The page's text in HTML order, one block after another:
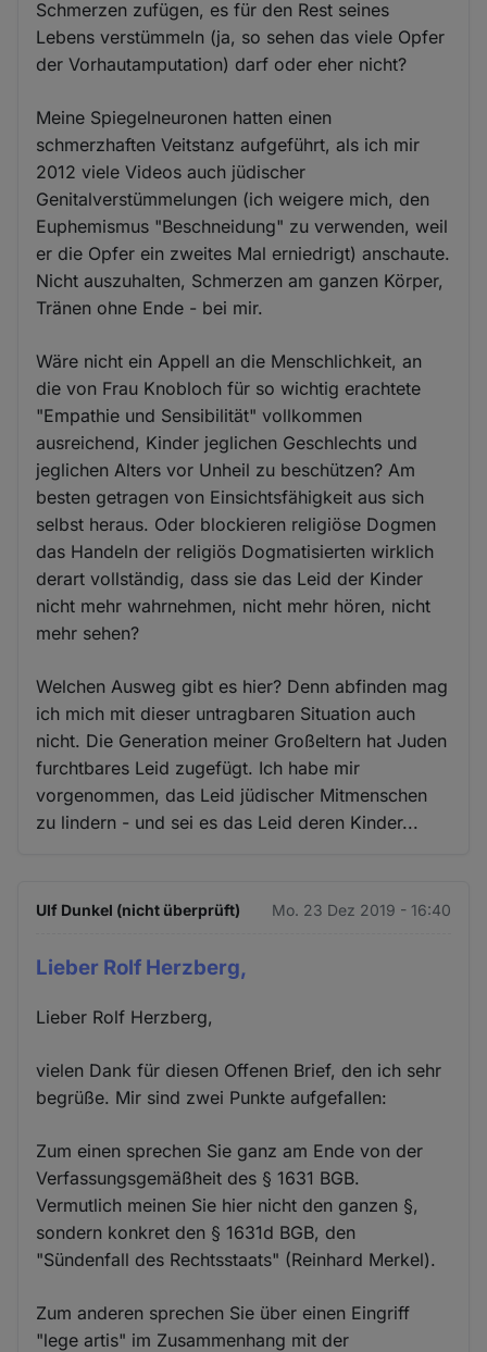
Schmerzen zufügen, es für den Rest seines
Lebens verstümmeln (ja, so sehen das viele Opfer
der Vorhautamputation) darf oder eher nicht?
Meine Spiegelneuronen hatten einen
schmerzhaften Veitstanz aufgeführt, als ich mir
2012 viele Videos auch jüdischer
Genitalverstümmelungen (ich weigere mich, den
Euphemismus "Beschneidung" zu verwenden, weil
er die Opfer ein zweites Mal erniedrigt) anschaute.
Nicht auszuhalten, Schmerzen am ganzen Körper,
Tränen ohne Ende - bei mir.
Wäre nicht ein Appell an die Menschlichkeit, an
die von Frau Knobloch für so wichtig erachtete
"Empathie und Sensibilität" vollkommen
ausreichend, Kinder jeglichen Geschlechts und
jeglichen Alters vor Unheil zu beschützen? Am
besten getragen von Einsichtsfähigkeit aus sich
selbst heraus. Oder blockieren religiöse Dogmen
das Handeln der religiös Dogmatisierten wirklich
derart vollständig, dass sie das Leid der Kinder
nicht mehr wahrnehmen, nicht mehr hören, nicht
mehr sehen?
Welchen Ausweg gibt es hier? Denn abfinden mag
ich mich mit dieser untragbaren Situation auch
nicht. Die Generation meiner Großeltern hat Juden
furchtbares Leid zugefügt. Ich habe mir
vorgenommen, das Leid jüdischer Mitmenschen
zu lindern - und sei es das Leid deren Kinder...
Ulf Dunkel (nicht überprüft) Mo. 23 Dez 2019 - 16:40
Lieber Rolf Herzberg,
Lieber Rolf Herzberg,
vielen Dank für diesen Offenen Brief, den ich sehr
begrüße. Mir sind zwei Punkte aufgefallen:
Zum einen sprechen Sie ganz am Ende von der
Verfassungsgemäßheit des § 1631 BGB.
Vermutlich meinen Sie hier nicht den ganzen §,
sondern konkret den § 1631d BGB, den
"Sündenfall des Rechtsstaats" (Reinhard Merkel).
Zum anderen sprechen Sie über einen Eingriff
"lege artis" im Zusammenhang mit der